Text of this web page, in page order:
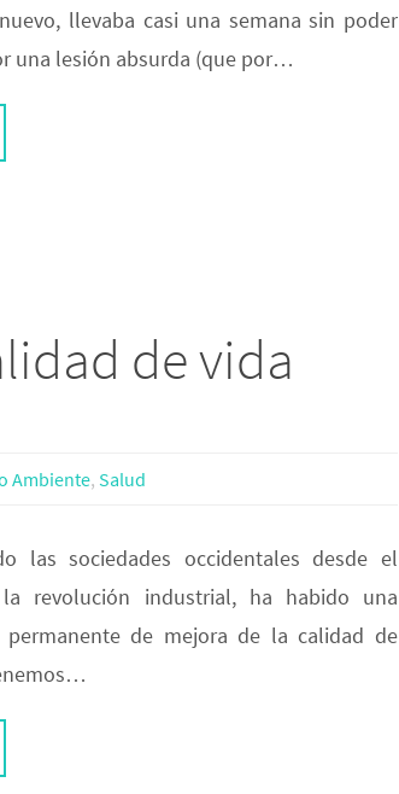
llevaba casi una semana sin poder
una lesión absurda (que por…
de vida
Ambiente, Salud
las sociedades occidentales desde el
revolución industrial, ha habido una
permanente de mejora de la calidad de